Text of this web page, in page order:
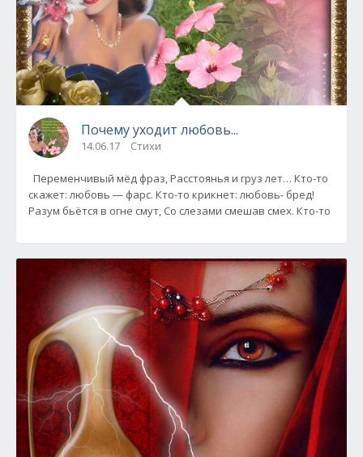
Почему уходит любовь...
14.06.17 Стихи
Переменчивый мёд фраз, Расстоянья и груз лет… Кто-то
скажет: любовь — фарс. Кто-то крикнет: любовь- бред!
Разум бьётся в огне смут, Со слезами смешав смех. Кто-то